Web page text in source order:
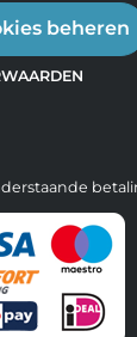
beheren